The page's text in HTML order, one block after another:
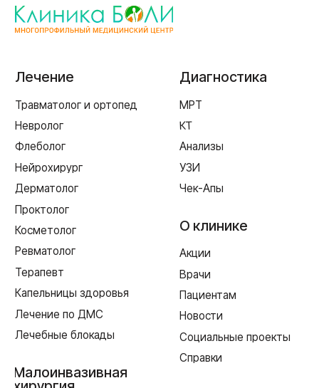
+7 (4812) 25-25-00
г. Смоленск
г. Ярцево
ул. Говорова, 85
ул. Рыленкова, 40
пр-д Трамвайный, 6
ул. Шевченко, 65 Б
НЕОБХОДИМА КОНСУЛЬТАЦИЯ СПЕЦИАЛИСТА
01128-67/00637993 от 17.01.2023 г. выдана Департаментом
По проктологии
Пластическая хирургия